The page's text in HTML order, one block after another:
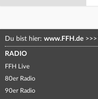
Du bist hier: www.FFH.de >>>
RADIO
FFH Live
80er Radio
90er Radio